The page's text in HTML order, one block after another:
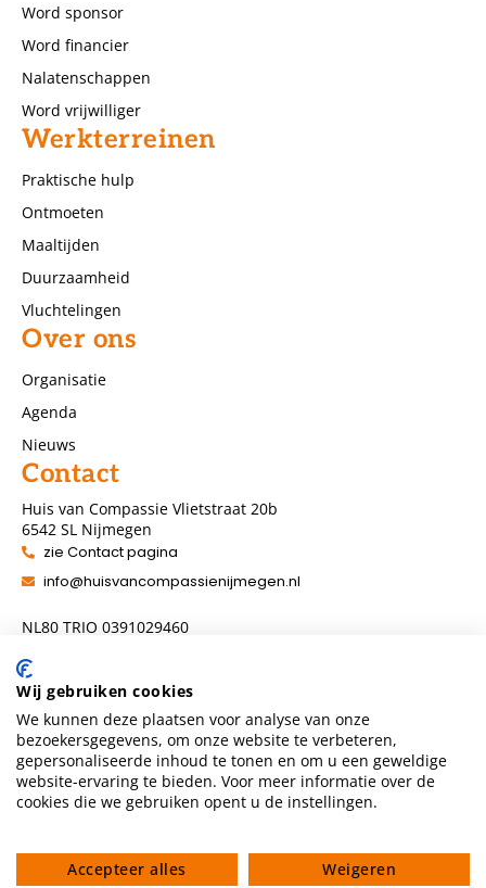
Word sponsor
Word financier
Nalatenschappen
Word vrijwilliger
Werkterreinen
Praktische hulp
Ontmoeten
Maaltijden
Duurzaamheid
Vluchtelingen
Over ons
Organisatie
Agenda
Nieuws
Contact
Huis van Compassie Vlietstraat 20b
6542 SL Nijmegen
zie Contact pagina
info@huisvancompassienijmegen.nl
NL80 TRIO 0391029460
Volg ons
Privacyverklaring Algemene voorwaarden Gedragscode
Wij gebruiken cookies
We kunnen deze plaatsen voor analyse van onze
bezoekersgegevens, om onze website te verbeteren,
gepersonaliseerde inhoud te tonen en om u een geweldige
website-ervaring te bieden. Voor meer informatie over de
cookies die we gebruiken opent u de instellingen.
Accepteer alles Weigeren